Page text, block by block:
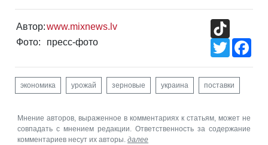
Автор:www.mixnews.lv
Фото:
пресс-фото
Twitter
экономика урожай зерновые украина поставки
Мнение авторов, выраженное в комментариях к статьям, может не
совпадать с мнением редакции. Ответственность за содержание
комментариев несут их авторы. далее